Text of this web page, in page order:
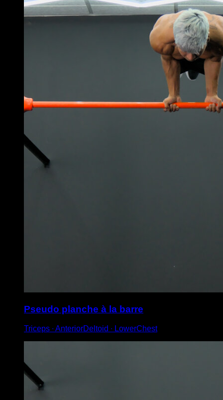
Pseudo planche à la barre
Triceps ∙ AnteriorDeltoid ∙ LowerChest